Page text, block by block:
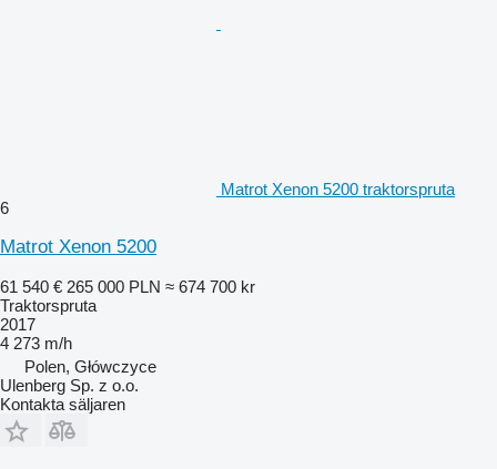
Matrot Xenon 5200 traktorspruta
6
Matrot Xenon 5200
61 540 € 265 000 PLN ≈ 674 700 kr
Traktorspruta
2017
4 273 m/h
Polen, Główczyce
Ulenberg Sp. z o.o.
Kontakta säljaren